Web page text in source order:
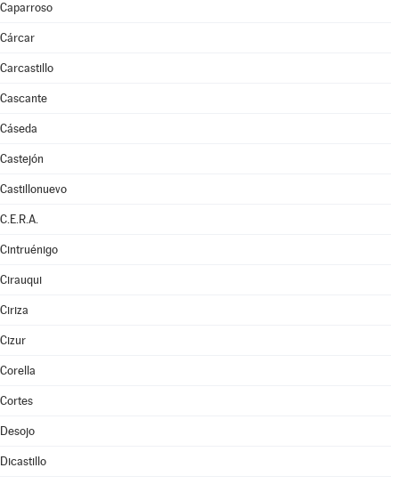
Caparroso
Cárcar
Carcastillo
Cascante
Cáseda
Castejón
Castillonuevo
C.E.R.A.
Cintruénigo
Cirauqui
Ciriza
Cizur
Corella
Cortes
Desojo
Dicastillo